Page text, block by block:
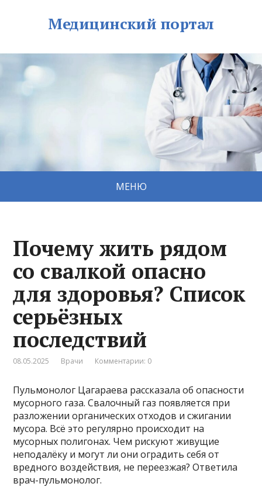
Медицинский портал
МЕНЮ
Почему жить рядом
со свалкой опасно
для здоровья? Список
серьёзных
последствий
08.05.2025 Врачи Комментарии: 0
Пульмонолог Цагараева рассказала об опасности
мусорного газа. Свалочный газ появляется при
разложении органических отходов и сжигании
мусора. Всё это регулярно происходит на
мусорных полигонах. Чем рискуют живущие
неподалёку и могут ли они оградить себя от
вредного воздействия, не переезжая? Ответила
врач-пульмонолог.